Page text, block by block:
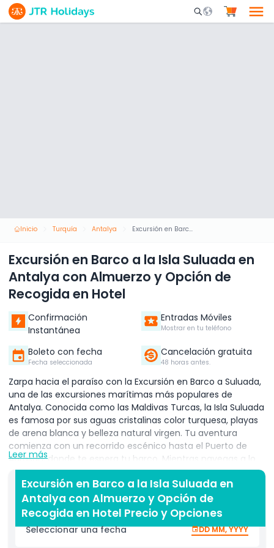
Mobile Search
Inicio Turquía Antalya Excursión en Barco a la Isla Suluada en Antalya con Almuerzo y Opción de Recogida en Hotel
Excursión en Barco a la Isla Suluada en
Antalya con Almuerzo y Opción de
Recogida en Hotel
Confirmación
Instantánea
Entradas Móviles
Mostrar en tu teléfono
Boleto con fecha
Fecha seleccionada
Cancelación gratuita
48 horas antes.
Zarpa hacia el paraíso con la Excursión en Barco a Suluada,
una de las excursiones marítimas más populares de
Antalya. Conocida como las Maldivas Turcas, la Isla Suluada
es famosa por sus aguas cristalinas color turquesa, playas
de arena blanca y belleza natural virgen. Tu aventura
comienza con un recorrido escénico hasta el Puerto de
Adrasan, donde te espera tu barco. Mientras navegas a lo
largo de la costa mediterránea, disfruta de vistas de
acantilados escarpados y mares azules resplandecientes.
La primera parada es la impresionante Isla Suluada, donde
puedes nadar, tomar el sol o simplemente relajarte en la
playa durante aproximadamente dos horas. Luego, tu
barco se dirige a una bahía oculta, el lugar perfecto para
Leer más
Excursión en Barco a la Isla Suluada en
Antalya con Almuerzo y Opción de
Recogida en Hotel Precio y Opciones
Seleccionar una fecha DD MM, YYYY